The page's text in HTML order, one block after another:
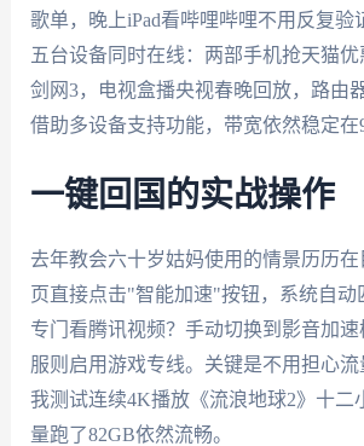
歌单，晚上iPad看哔哩哔哩不用反复验
五台设备同时在线：两部手机抢天猫
剑网3，电视盒播央视春晚回放，路
借助多设备支持功能，带宽依然稳定在
一键回国的实战操作
去年教会六十岁姑妈使用的情景历历
页直接点击"智能加速"按钮，系统自动
专门看腾讯视频？手动切换到影音加速
服则启用游戏专线。关键是不用担心流
我测试连续4K播放《流浪地球2》十二
量跑了82GB依然流畅。